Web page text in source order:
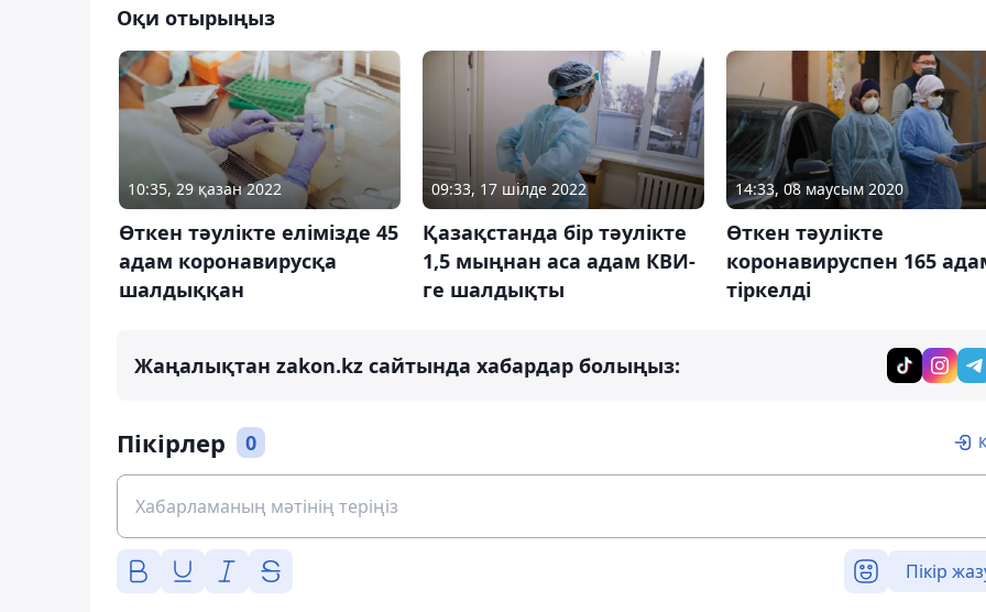
Оқи отырыңыз
10:35, 29 қазан 2022
Өткен тәулікте елімізде 45
адам коронавирусқа
шалдыққан
09:33, 17 шілде 2022
Қазақстанда бір тәулікте
1,5 мыңнан аса адам КВИ-
ге шалдықты
14:33, 08 маусым 2020
Өткен тәулікте
коронавируспен 165
тіркелді
Жаңалықтан zakon.kz сайтында хабардар болыңыз:
Пікірлер 0
Пікір